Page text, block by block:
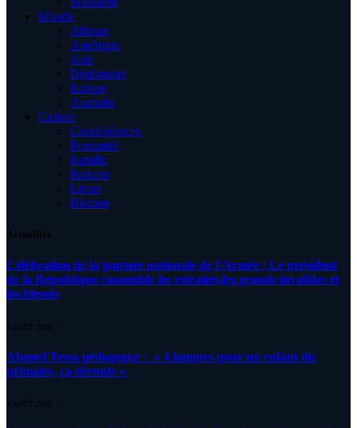
Monde
Afrique
Amérique
Asie
Diplomatie
Europe
Australia
Culture
Condoléances
Proximité
Famille
Podcast
Livres
Histoire
Actualités
Célébration de la journée nationale de l’Armée : Le président
de la République rassemble les retraités,les grands invalides et
les blessés
5 AOÛT 2026
Ahmed Tessa pédagogue : » 4 langues pour un enfant du
primaire, ça déroute «
4 AOÛT 2026